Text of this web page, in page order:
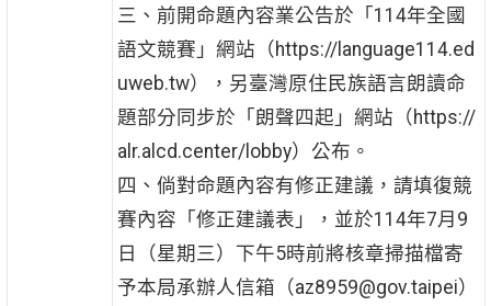
三、前開命題內容業公告於「114年全國
語文競賽」網站（https://language114.ed
uweb.tw），另臺灣原住民族語言朗讀命
題部分同步於「朗聲四起」網站（https://
alr.alcd.center/lobby）公布。
四、倘對命題內容有修正建議，請填復競
賽內容「修正建議表」，並於114年7月9
日（星期三）下午5時前將核章掃描檔寄
予本局承辦人信箱（az8959@gov.taipei）